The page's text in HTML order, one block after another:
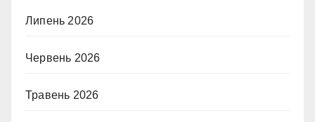
Липень 2026
Червень 2026
Травень 2026